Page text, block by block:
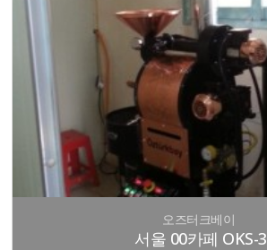
오즈터크베이
서울 00카페 OKS-3